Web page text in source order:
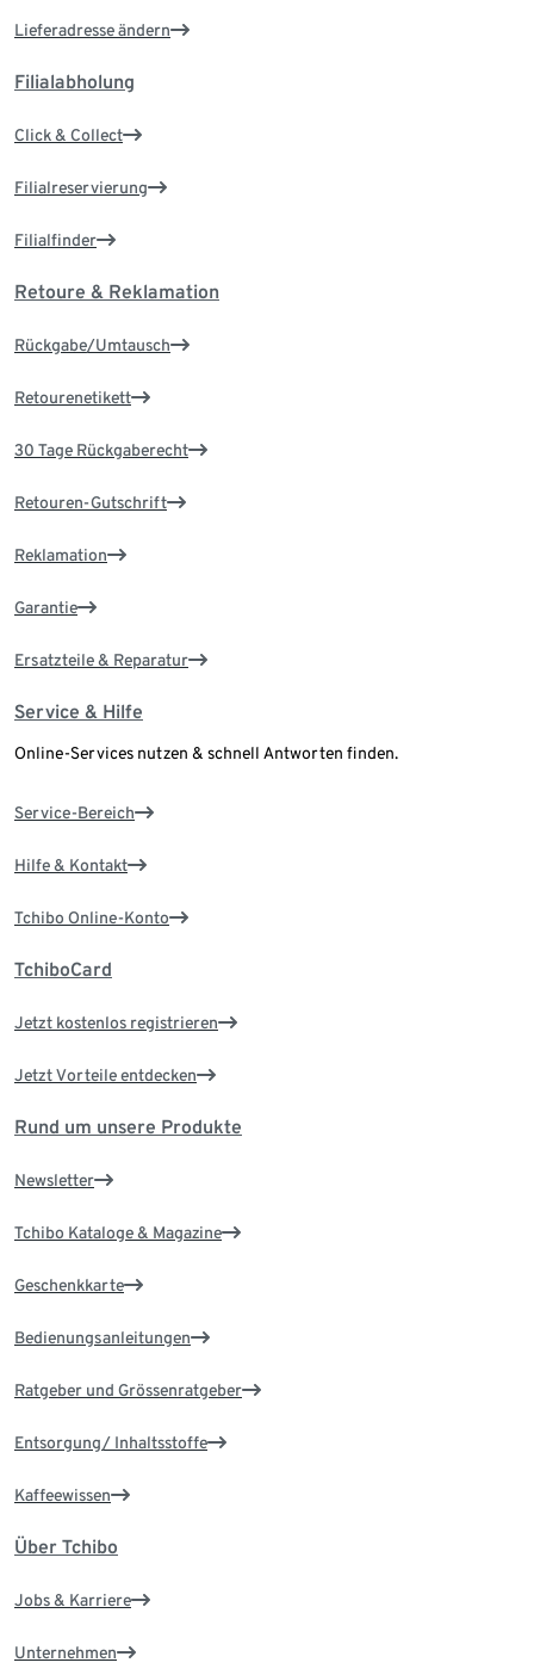
Lieferadresse ändern
Filialabholung
Click & Collect
Filialreservierung
Filialfinder
Retoure & Reklamation
Rückgabe/Umtausch
Retourenetikett
30 Tage Rückgaberecht
Retouren-Gutschrift
Reklamation
Garantie
Ersatzteile & Reparatur
Service & Hilfe
Online-Services nutzen & schnell Antworten finden.
Service-Bereich
Hilfe & Kontakt
Tchibo Online-Konto
TchiboCard
Jetzt kostenlos registrieren
Jetzt Vorteile entdecken
Rund um unsere Produkte
Newsletter
Tchibo Kataloge & Magazine
Geschenkkarte
Bedienungsanleitungen
Ratgeber und Grössenratgeber
Entsorgung/ Inhaltsstoffe
Kaffeewissen
Über Tchibo
Jobs & Karriere
Unternehmen